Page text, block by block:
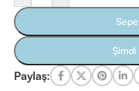
Şimdi
Paylaş: